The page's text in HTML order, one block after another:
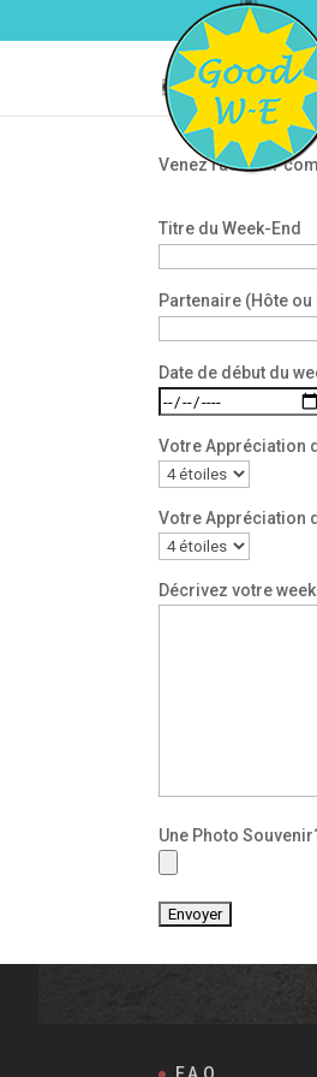
Venez raconter
Titre du Week-End
Partenaire (Hôte ou
Date de début du
Votre Appréciation
Votre Appréciation
Décrivez votre
Une Photo